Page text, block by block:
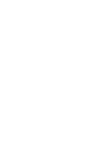
situaciju u Zvijezdi
voditi ekipu koja će biti
zahvalio...